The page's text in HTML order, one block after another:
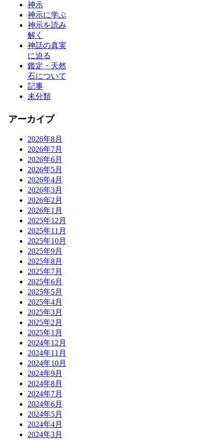
神示
神示に学ぶ
神示を読み
解く
神話の真実
に迫る
鑑定・天然
石について
記事
未分類
アーカイブ
2026年8月
2026年7月
2026年6月
2026年5月
2026年4月
2026年3月
2026年2月
2026年1月
2025年12月
2025年11月
2025年10月
2025年9月
2025年8月
2025年7月
2025年6月
2025年5月
2025年4月
2025年3月
2025年2月
2025年1月
2024年12月
2024年11月
2024年10月
2024年9月
2024年8月
2024年7月
2024年6月
2024年5月
2024年4月
2024年3月